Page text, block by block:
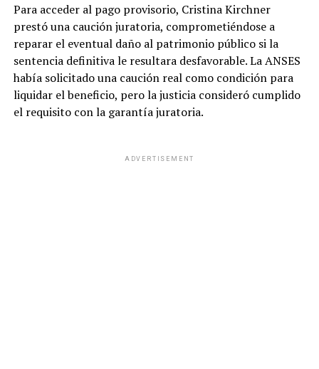
Para acceder al pago provisorio, Cristina Kirchner
prestó una caución juratoria, comprometiéndose a
reparar el eventual daño al patrimonio público si la
sentencia definitiva le resultara desfavorable. La ANSES
había solicitado una caución real como condición para
liquidar el beneficio, pero la justicia consideró cumplido
el requisito con la garantía juratoria.
ADVERTISEMENT